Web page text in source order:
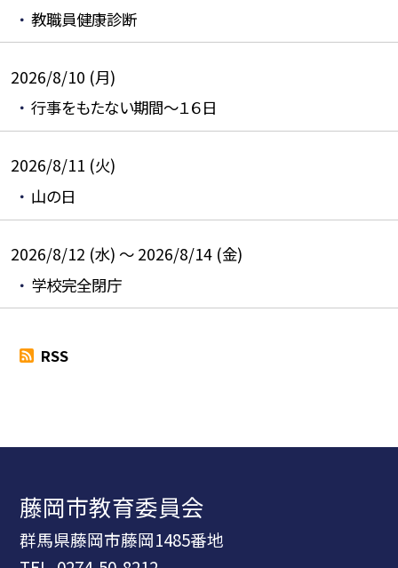
教職員健康診断
2026/8/10 (月)
行事をもたない期間～１６日
2026/8/11 (火)
山の日
2026/8/12 (水) ～ 2026/8/14 (金)
学校完全閉庁
RSS
藤岡市教育委員会
群馬県藤岡市藤岡1485番地